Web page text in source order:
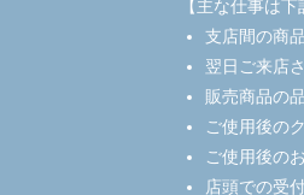
【主な仕事は下
支店間の商
翌日ご来店
販売商品の
ご使用後の
ご使用後の
店頭での受